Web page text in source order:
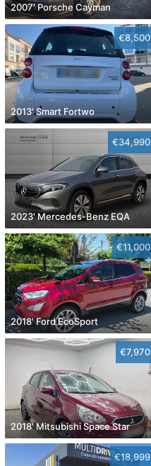
2007' Porsche Cayman
€8,500
2013' Smart Fortwo
€34,990
2023' Mercedes-Benz EQA
€11,000
2018' Ford EcoSport
€7,970
2018' Mitsubishi Space Star
€18,999